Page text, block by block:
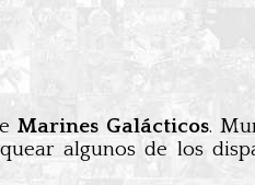
Marines Galácticos.
algunos de los